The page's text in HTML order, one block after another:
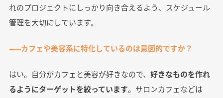
れのプロジェクトにしっかり向き合えるよう、スケジュール
管理を大切にしています。
――カフェや美容系に特化しているのは意図的ですか？
はい。自分がカフェと美容が好きなので、 好きなものを作れ
るようにターゲットを絞っています。サロンカフェなどは